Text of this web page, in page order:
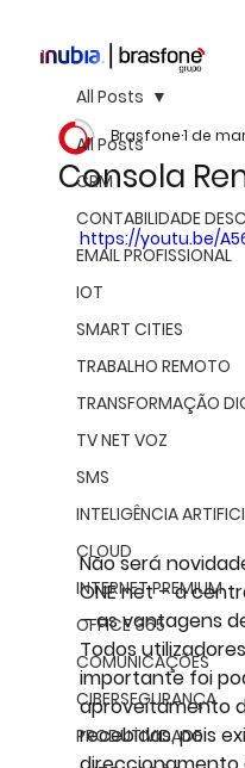
All Posts
CRM
CONTABILIDADE
EMAIL PROFISSIONAL
IOT
SMART CITIES
TRABALHO REMOTO
TRANSFORMAÇÃO
TV NET VOZ
SMS
INTELIGÊNCIA
CLOUD
INTERNET PREMIUM
OFFICE 365
COMUNICAÇÕES
CIBERSEGURANÇA
PRODUTIVIDADE
All Posts
Consola
Brasfone1 de
https://youtu.be/
Não será
ONE net – a
– as vantagens
Todos
importante foi
aproveitamento
recebidas, pois